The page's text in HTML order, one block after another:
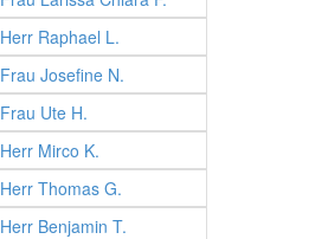
Herr Raphael L.
Frau Josefine N.
Frau Ute H.
Herr Mirco K.
Herr Thomas G.
Herr Benjamin T.